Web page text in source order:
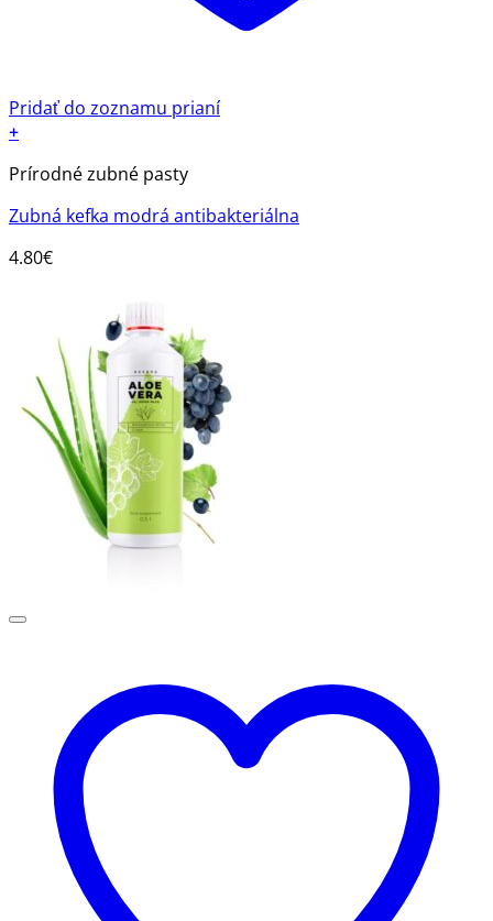
Pridať do zoznamu prianí
+
Prírodné zubné pasty
Zubná kefka modrá antibakteriálna
4.80€